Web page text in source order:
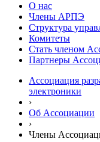
О нас
Члены АРПЭ
Структура
Комитеты
Стать членом
Партнеры
Ассоциация
электроники
›
Об Ассоциации
›
Члены